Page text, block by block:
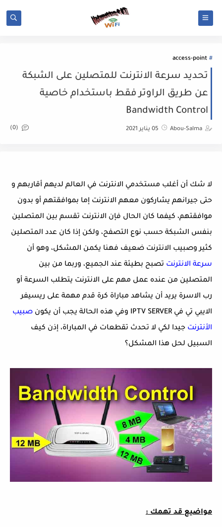
access-point
تحديد سرعة الانترنت للمتصلين على الشبكة
عن طريق الراوتر فقط باستخدام خاصية
Bandwidth Control
Abou-Salma 05 يناير 2021 (0)
لا شك أن أغلب مستخدمي الانترنت في العالم لديهم أقاربهم و
حتى جيرانهم يشاركون معهم الانترنت إما بموافقتهم أو بدون
موافقتهم، كيفما كان الحال فإن الانترنت تقسم بين المتصلين
بنفس الشبكة حسب نوع التصفح، ولكن إذا كان عدد المتصلين
كثير وصبيب الانترنت ضعيف فهنا يكمن المشكل، وهو أن
سرعة الانترنت تصبح بطيئة عند الجميع، وربما من بين
المتصلين من عنده عمل مهم على الانترنت يتطلب السرعة أو
رب الاسرة يريد أن يشاهد مباراة كرة قدم مهمة على ريسيفر
الايبي تي في IPTV SERVER وفي هذه الحالة يجب أن يكون
صبيب
الأنترنت جيدا لكي لا تحدث تقطعات في المباراة، إذن كيف
السبيل لحل هذا المشكل؟
مواضيع قد تهمك :